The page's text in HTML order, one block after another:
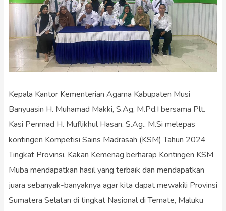
Kepala Kantor Kementerian Agama Kabupaten Musi
Banyuasin H. Muhamad Makki, S.Ag, M.Pd.I bersama Plt.
Kasi Penmad H. Muflikhul Hasan, S.Ag., M.Si melepas
kontingen Kompetisi Sains Madrasah (KSM) Tahun 2024
Tingkat Provinsi. Kakan Kemenag berharap Kontingen KSM
Muba mendapatkan hasil yang terbaik dan mendapatkan
juara sebanyak-banyaknya agar kita dapat mewakili Provinsi
Sumatera Selatan di tingkat Nasional di Ternate, Maluku